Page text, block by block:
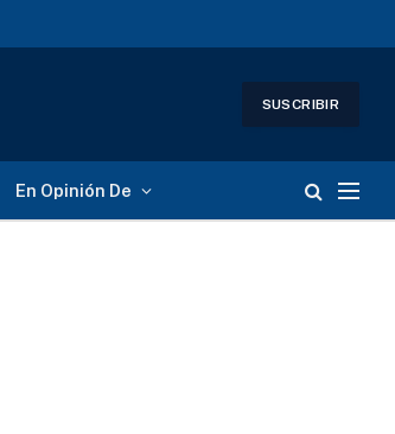
SUSCRIBIR
En Opinión De